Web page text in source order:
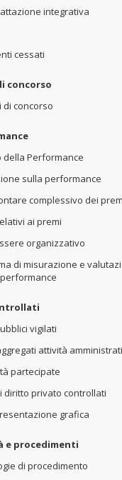
integrativa
cessati
concorso
di concorso
della Performance
sulla performance
complessivo dei
ai premi
organizzativo
di misurazione e
vigilati
attività
partecipate
diritto privato controllati
grafica
e procedimenti
di procedimento